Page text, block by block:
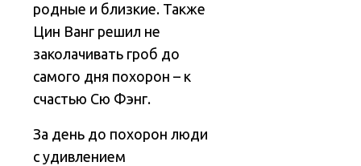
родные и близкие. Также
Цин Ванг решил не
заколачивать гроб до
самого дня похорон – к
счастью Сю Фэнг.
За день до похорон люди
с удивлением